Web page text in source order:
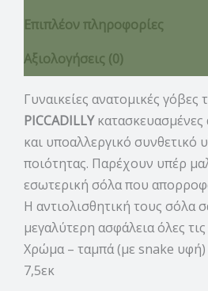
Επιπλέον πληροφορίες
Αξιολογήσεις (0)
Γυναικείες ανατομικές γόβες
PICCADILLYκατασκευασμένες
και υποαλλεργικό συνθετικό
ποιότητας. Παρέχουν υπέρ
εσωτερική σόλα που
Η αντιολισθητική τους σόλα
μεγαλύτερη ασφάλεια όλες
Χρώμα – ταμπά (με snake
7,5εκ